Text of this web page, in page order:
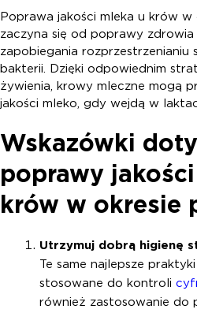
Poprawa jakości mleka u krów w
zaczyna się od poprawy zdrowia
zapobiegania rozprzestrzenianiu
bakterii. Dzięki odpowiednim
żywienia, krowy mleczne mogą
jakości mleko, gdy wejdą w
Wskazówki
poprawy
krów w okresie
Utrzymuj dobrą higienę
Te same najlepsze
stosowane do kontroli
również zastosowanie do